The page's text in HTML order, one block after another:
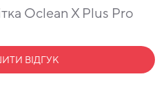
Oclean X Plus Pro
ВІДГУК